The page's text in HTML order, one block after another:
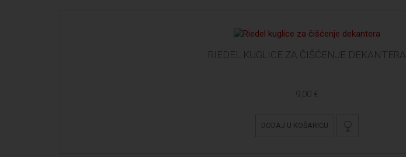
RIEDEL KUGLICE ZA ČIŠĆENJE DEKANTERA
9,00 €
DODAJ U KOŠARICU